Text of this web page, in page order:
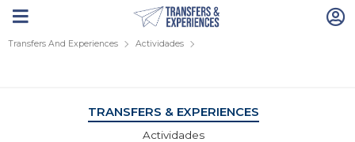
Transfers And Experiences Actividades
TRANSFERS & EXPERIENCES
Actividades